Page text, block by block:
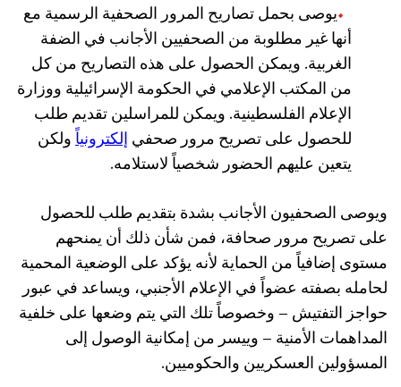
يوصى بحمل تصاريح المرور الصحفية الرسمية مع
أنها غير مطلوبة من الصحفيين الأجانب في الضفة
الغربية. ويمكن الحصول على هذه التصاريح من كل
من المكتب الإعلامي في الحكومة الإسرائيلية ووزارة
الإعلام الفلسطينية. ويمكن للمراسلين تقديم طلب
للحصول على تصريح مرور صحفي إلكترونياًولكن
يتعين عليهم الحضور شخصياً لاستلامه.
ويوصى الصحفيون الأجانب بشدة بتقديم طلب للحصول
على تصريح مرور صحافة، فمن شأن ذلك أن يمنحهم
مستوى إضافياً من الحماية لأنه يؤكد على الوضعية المحمية
لحامله بصفته عضواً في الإعلام الأجنبي، ويساعد في عبور
حواجز التفتيش – وخصوصاً تلك التي يتم وضعها على خلفية
المداهمات الأمنية – وييسر من إمكانية الوصول إلى
المسؤولين العسكريين والحكوميين.